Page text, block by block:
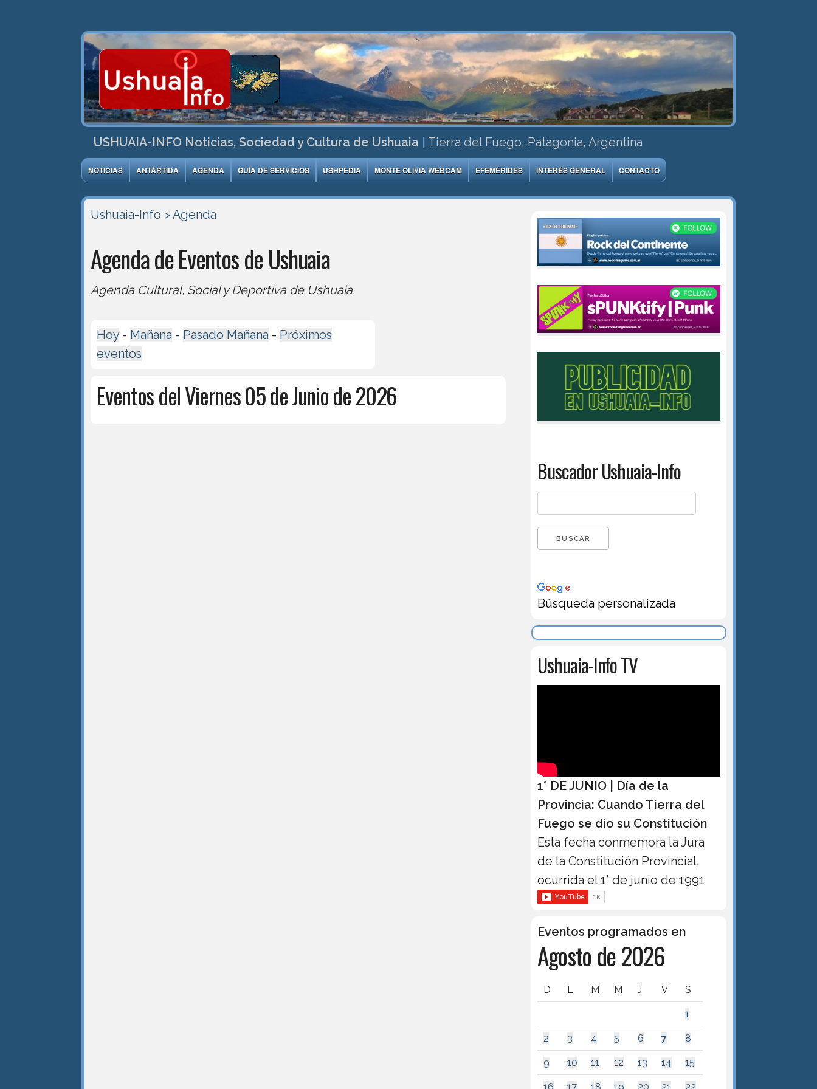
USHUAIA-INFO Noticias, Sociedad y Cultura de Ushuaia Tierra del Fuego, Patagonia, Argentina
NOTICIAS ANTÁRTIDA AGENDA GUÍA DE SERVICIOS USHPEDIA MONTE OLIVIA WEBCAM EFEMÉRIDES INTERÉS GENERAL CONTACTO
Ushuaia-Info > Agenda
Agenda de Eventos de Ushuaia
Agenda Cultural, Social y Deportiva de Ushuaia.
Hoy - Mañana - Pasado Mañana - Próximos
eventos
Eventos del Viernes 05 de Junio de 2026
Buscador Ushuaia-Info
Búsqueda personalizada
Ushuaia-Info TV
1° DE JUNIO | Día de la
Provincia: Cuando Tierra del
Fuego se dio su Constitución
Esta fecha conmemora la Jura
de la Constitución Provincial,
ocurrida el 1° de junio de 1991
Eventos programados en
Agosto de 2026
D L M M J V S
1
2 3 4 5 6 7 8
9 10 11 12 13 14 15